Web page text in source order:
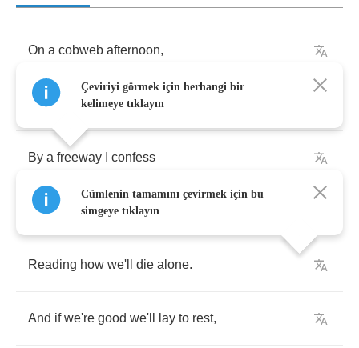
On a cobweb afternoon,
In a room full of emptiness
By a freeway confess
was in the pages of
Reading how we'll die alone.
And if we're good we'll lay to rest,
Çeviriyi görmek için herhangi bir
kelimeye tıklayın
Cümlenin tamamını çevirmek için bu
simgeye tıklayın